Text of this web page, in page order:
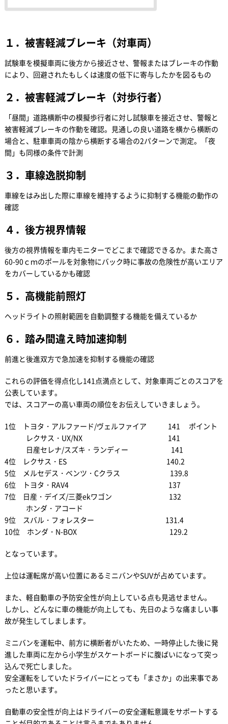
１．被害軽減ブレーキ（対車両）
試験車を模擬車両に後方から接近させ、警報またはブレーキの作動
により、回避されたもしくは速度の低下に寄与したかを図るもの
２．被害軽減ブレーキ（対歩行者）
「昼間」道路横断中の模擬歩行者に対し試験車を接近させ、警報と
被害軽減ブレーキの作動を確認。見通しの良い道路を横から横断の
場合と、駐車車両の陰から横断する場合の2パターンで測定。「夜
間」も同様の条件で計測
３．車線逸脱抑制
車線をはみ出した際に車線を維持するように抑制する機能の動作の
確認
４．後方視界情報
後方の視界情報を車内モニターでどこまで確認できるか。また高さ
60-90ｃｍのポールを対象物にバック時に事故の危険性が高いエリア
をカバーしているかも確認
５．高機能前照灯
ヘッドライトの照射範囲を自動調整する機能を備えているか
６．踏み間違え時加速抑制
前進と後進双方で急加速を抑制する機能の確認
これらの評価を得点化し141点満点として、対象車両ごとのスコアを
公表しています。
では、スコアーの高い車両の順位をお伝えしていきましょう。
1位 トヨタ・アルファード/ヴェルファイア 141 ポイント
レクサス・UX/NX 141
日産セレナ/スズキ・ランディー 141
4位 レクサス・ES 140.2
5位 メルセデス・ベンツ・Cクラス 139.8
6位 トヨタ・RAV4 137
7位 日産・デイズ/三菱ekワゴン 132
ホンダ・アコード
9位 スバル・フォレスター 131.4
10位 ホンダ・N-BOX 129.2
となっています。
上位は運転席が高い位置にあるミニバンやSUVが占めています。
また、軽自動車の予防安全性が向上している点も見逃せません。
しかし、どんなに車の機能が向上しても、先日のような痛ましい事
故が発生してしまします。
ミニバンを運転中、前方に横断者がいたため、一時停止した後に発
進した車両に左から小学生がスケートボードに腹ばいになって突っ
込んで死亡しました。
安全運転をしていたドライバーにとっても「まさか」の出来事であ
ったと思います。
自動車の安全性が向上はドライバーの安全運転意識をサポートする